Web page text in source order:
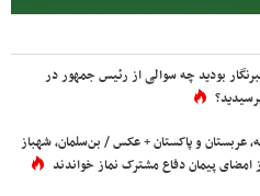
بودید چه سوالی از رئیس جمهور در
عربستان و پاکستان + عکس / بن‌سلمان، شهباز
پیمان دفاع مشترک نماز خواندند